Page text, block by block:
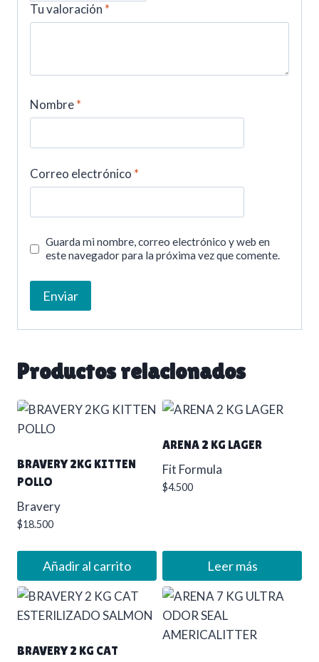
Tu valoración *
Nombre*
Correo electrónico *
Guarda mi nombre, correo electrónico y web en
este navegador para la próxima vez que comente.
Productos relacionados
BRAVERY 2KG KITTEN
POLLO
Bravery
$18.500
Añadir al carrito
ARENA 2 KG LAGER
Fit Formula
$4.500
Leer más
BRAVERY 2 KG CAT